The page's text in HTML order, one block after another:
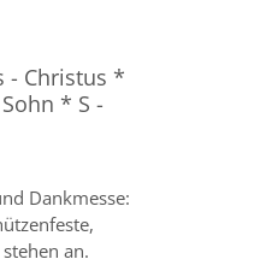
- Christus *
* S -
Dankmesse:
an.